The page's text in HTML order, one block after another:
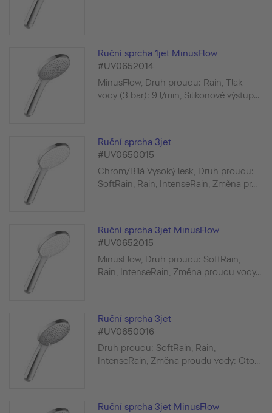
Ruční sprcha 1jet MinusFlow
#UV0652014
MinusFlow, Druh proudu: Rain, Tlak
vody (3 bar): 9 l/min, Silikonové výstup...
Ruční sprcha 3jet
#UV0650015
Chrom/Bílá Vysoký lesk, Druh proudu:
SoftRain, Rain, IntenseRain, Změna pr...
Ruční sprcha 3jet MinusFlow
#UV0652015
MinusFlow, Druh proudu: SoftRain,
Rain, IntenseRain, Změna proudu vody...
Ruční sprcha 3jet
#UV0650016
Druh proudu: SoftRain, Rain,
IntenseRain, Změna proudu vody: Oto...
Ruční sprcha 3jet MinusFlow